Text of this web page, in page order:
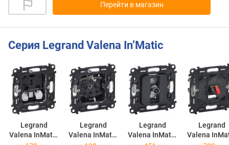
Перейти в магазин
Серия Legrand Valena In’Matic
Legrand
Valena InMatic
Legrand
Valena InMatic
Legrand
Valena InMatic
Legrand
Valena